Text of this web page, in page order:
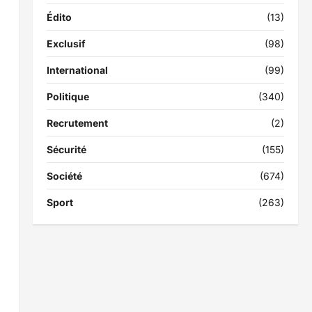
Édito (13)
Exclusif (98)
International (99)
Politique (340)
Recrutement (2)
Sécurité (155)
Société (674)
Sport (263)